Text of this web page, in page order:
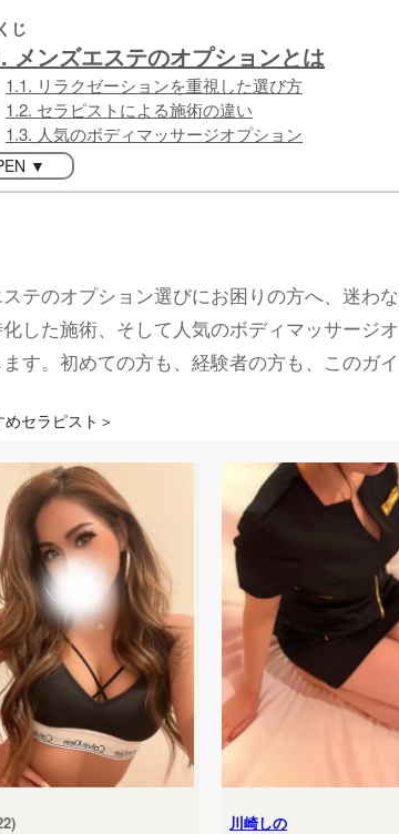
じ
メンズエステのオプションとは
1.1. リラクゼーションを重視した選び方
1.2. セラピストによる施術の違い
1.3. 人気のボディマッサージオプション
▼
テのオプション選びにお困りの方へ、迷わ
した施術、そして人気のボディマッサージ
ます。初めての方も、経験者の方も、このガ
セラピスト＞
川崎しの